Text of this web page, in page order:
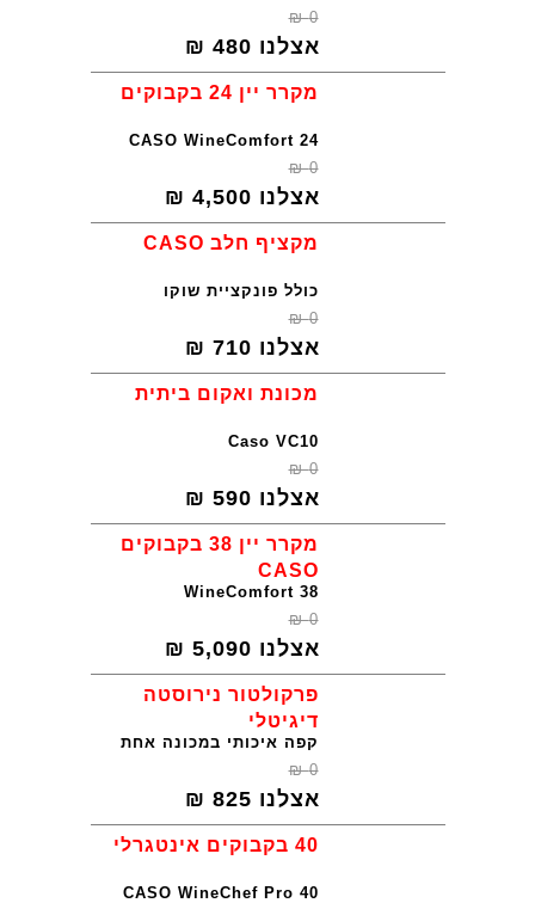
0
₪
אצלנו 480
₪
מקרר יין 24 בקבוקים
CASO WineComfort 24
0
₪
אצלנו 4,500
₪
מקציף חלב CASO
כולל פונקציית שוקו
0
₪
אצלנו 710
₪
מכונת ואקום ביתית
Caso VC10
0
₪
אצלנו 590
₪
מקרר יין 38 בקבוקים
CASO
WineComfort 38
0
₪
אצלנו 5,090
₪
פרקולטור נירוסטה
דיגיטלי
קפה איכותי במכונה אחת
0
₪
אצלנו 825
₪
40 בקבוקים אינטגרלי
CASO WineChef Pro 40